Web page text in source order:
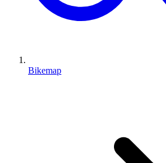
Bikemap